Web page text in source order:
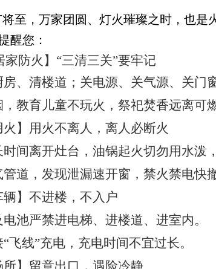
至，万家团圆、灯火璀璨之时，也是
醒您：
防火】 “三清三关”要牢记
、清楼道；关电源、关气源、关门窗
教育儿童不玩火，祭祀焚香远离可燃
】用火不离人，离人必断火
间离开灶台，油锅起火切勿用水泼
道，发现泄漏速开窗，禁火禁电快撤
辆】不进楼，不入户
池严禁进电梯、进楼道、进室内。
“飞线”充电，充电时间不宜过长。
所】留意出口，遇险冷静